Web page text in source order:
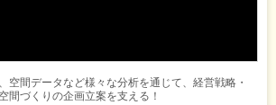
空間データなど様々な分析を通じて、経営戦略・
間づくりの企画立案を支える！